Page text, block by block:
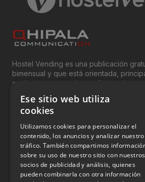
Hostel Vending es una publicación
bimensual y que está orientada,
exclusivamente, a los profesionales y
del “Vending”; nombre con el que se
genéricamente entre profesionales a
productos y servicios a través de
INFORMACIÓN LEGAL
Aviso Legal
Política de Privacidad
Ese sitio web utiliza
cookies
Utilizamos cookies para personalizar el
contenido, los anuncios y analizar nuestro
tráfico. También compartimos
sobre su uso de nuestro sitio con nuestros
socios de publicidad y análisis, quienes
pueden combinarla con otra información